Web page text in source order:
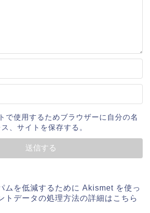
で使用するためブラウザーに自分の名
、サイトを保存する。
ムを低減するために Akismet を使っ
トデータの処理方法の詳細はこちら